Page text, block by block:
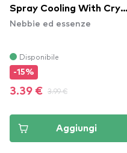
Spray Cooling With Cryo
Effect
Nebbie ed essenze
Disponibile
-15%
3.39 € 3.99 €
Aggiungi